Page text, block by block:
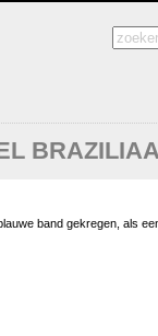
band gekregen, als